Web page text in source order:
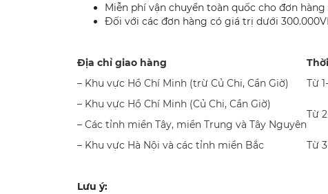
Miễn phí vận chuyển toàn quốc cho đơn
Đối với các đơn hàng có giá trị dưới
Địa chỉ giao hàng
– Khu vực Hồ Chí Minh (trừ Củ Chi, Cần Giờ)
Từ
– Khu vực Hồ Chí Minh (Củ Chi, Cần Giờ)
– Các tỉnh miền Tây, miền Trung và Tây Nguyên
Từ
– Khu vực Hà Nội và các tỉnh miền Bắc Từ
Lưu ý: